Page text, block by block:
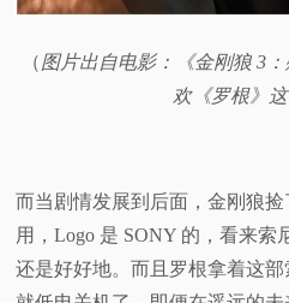
（图片出自电影：《金刚狼 3
欢《罗根》
而当剧情发展到后面，金刚狼
用，Logo 是 SONY 的，看来索
还是好好地。而且罗根拿着这